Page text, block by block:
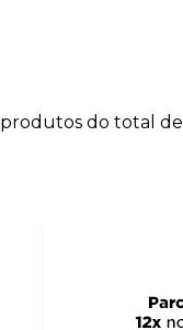
produtos do total de